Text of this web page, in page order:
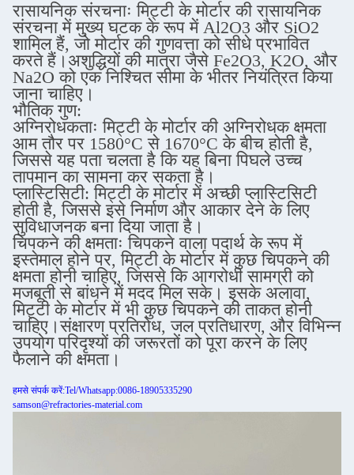
रासायनिक संरचनाः मिट्टी के मोर्टार की रासायनिक
संरचना में मुख्य घटक के रूप में Al2O3 और SiO2
शामिल हैं, जो मोर्टार की गुणवत्ता को सीधे प्रभावित
करते हैं।अशुद्धियों की मात्रा जैसे Fe2O3, K2O, और
Na2O को एक निश्चित सीमा के भीतर नियंत्रित किया
जाना चाहिए।
भौतिक गुण:
अग्निरोधकताः मिट्टी के मोर्टार की अग्निरोधक क्षमता
आम तौर पर 1580°C से 1670°C के बीच होती है,
जिससे यह पता चलता है कि यह बिना पिघले उच्च
तापमान का सामना कर सकता है।
प्लास्टिसिटी: मिट्टी के मोर्टार में अच्छी प्लास्टिसिटी
होती है, जिससे इसे निर्माण और आकार देने के लिए
सुविधाजनक बना दिया जाता है।
चिपकने की क्षमताः चिपकने वाला पदार्थ के रूप में
इस्तेमाल होने पर, मिट्टी के मोर्टार में कुछ चिपकने की
क्षमता होनी चाहिए, जिससे कि आगरोधी सामग्री को
मजबूती से बांधने में मदद मिल सके। इसके अलावा,
मिट्टी के मोर्टार में भी कुछ चिपकने की ताकत होनी
चाहिए।संक्षारण प्रतिरोध, जल प्रतिधारण, और विभिन्न
उपयोग परिदृश्यों की जरूरतों को पूरा करने के लिए
फैलाने की क्षमता।
हमसे संपर्क करें:Tel/Whatsapp:0086-18905335290
samson@refractories-material.com